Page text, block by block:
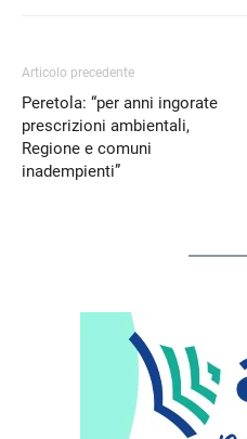
Articolo precedente
Peretola: “per anni ingorate
prescrizioni ambientali,
Regione e comuni
inadempienti”